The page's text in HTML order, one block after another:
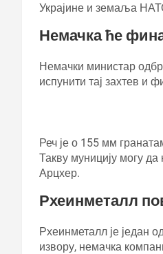
Украјине и земаља
Немачка ће
Немачки министар
испунити тај захтев и
Реч је о 155 мм
Такву муницију могу
Арцхер.
Рхеинметалл
Рхеинметалл је један
извору, немачка